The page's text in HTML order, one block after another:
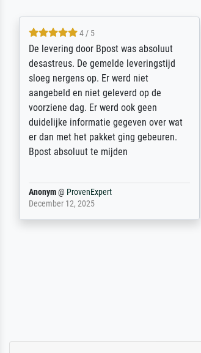
5 / 5
Sehr gute Qualität des Leinwanddrucks
und des Rahmens! Unser Bild wurde
sehr sorgfältig und sicher verpackt, so
dass es unbeschadet bei uns ankam. Es
wird nicht unser letzter Meisterdruck
sein. Vielen Dank!
Reinhold,@ProvenExpert
April 22, 2026